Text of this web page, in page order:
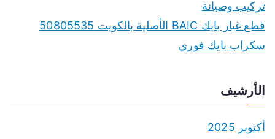
تركيب وصيانة
قطع غيار بايك BAIC الأصلية بالكويت 50805535
سكراب بايك فوري
الأرشيف
أكتوبر 2025